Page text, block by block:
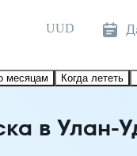
UUD
месяцам Когда лететь
в Улан-